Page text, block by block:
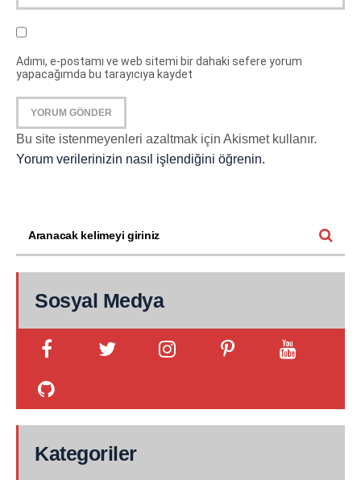
Adımı, e-postamı ve web sitemi bir dahaki sefere yorum
yapacağımda bu tarayıcıya kaydet
Bu site istenmeyenleri azaltmak için Akismet kullanır.
Yorum verilerinizin nasıl işlendiğini öğrenin.
Sosyal Medya
Kategoriler